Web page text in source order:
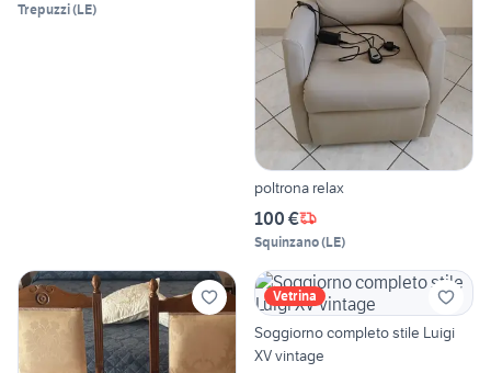
Trepuzzi(LE)
poltrona relax
100 €
Squinzano(LE)
Vetrina
Soggiorno completo stile Luigi
XV vintage